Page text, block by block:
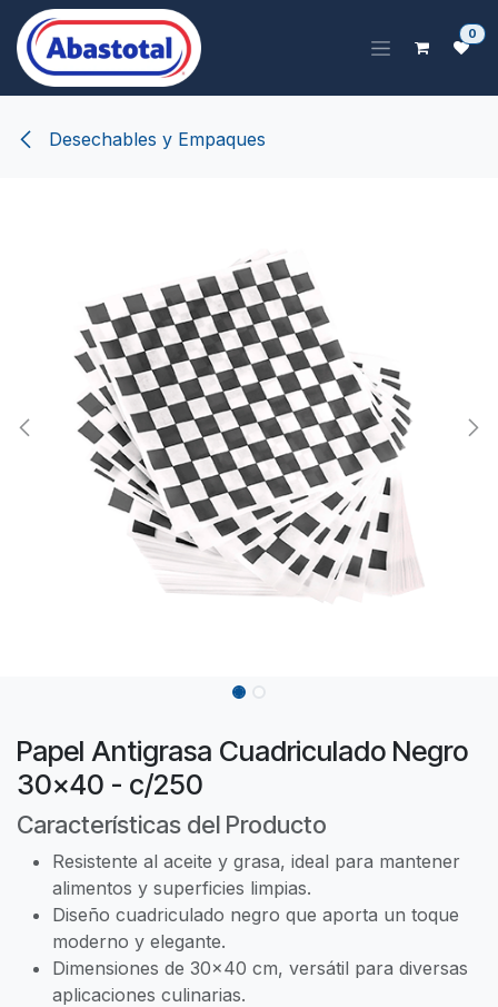
Ir al contenido
0
Desechables y Empaques
Papel Antigrasa Cuadriculado Negro
30x40 - c/250
Características del Producto
Resistente al aceite y grasa, ideal para mantener
alimentos y superficies limpias.
Diseño cuadriculado negro que aporta un toque
moderno y elegante.
Dimensiones de 30x40 cm, versátil para diversas
aplicaciones culinarias.